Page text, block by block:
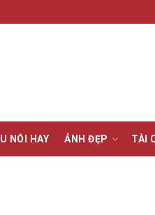
NÓI HAY ẢNH ĐẸP TÀI